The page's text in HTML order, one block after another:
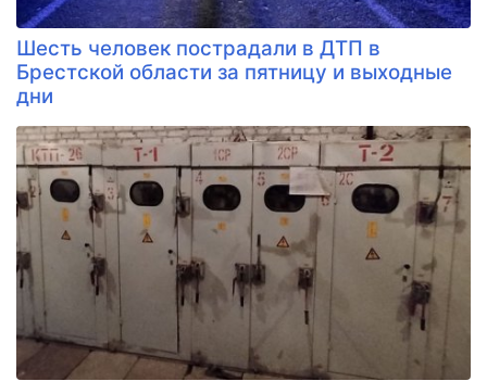
Шесть человек пострадали в ДТП в
Брестской области за пятницу и выходные
дни